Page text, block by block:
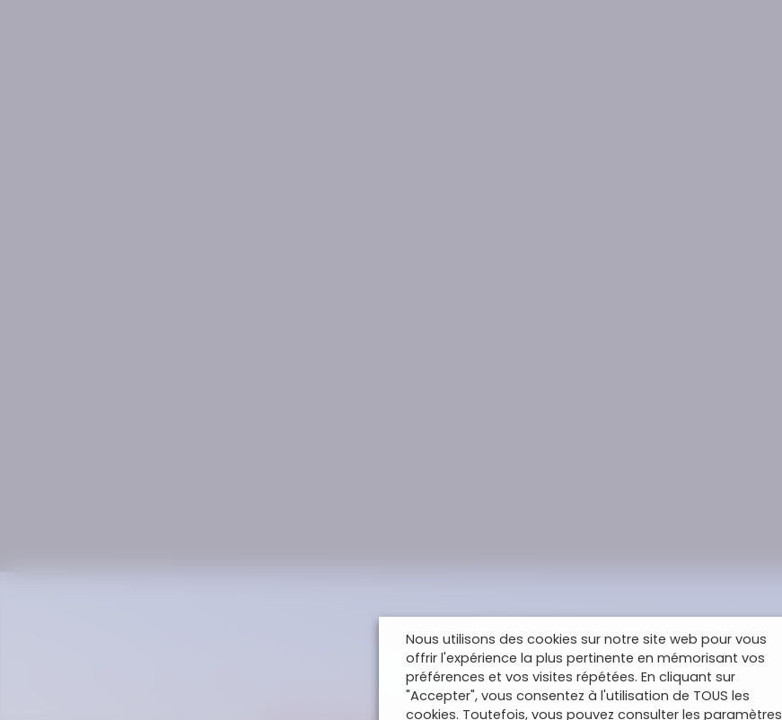
Nous utilisons des cookies sur notre site web pour vous
offrir l'expérience la plus pertinente en mémorisant vos
préférences et vos visites répétées. En cliquant sur
"Accepter", vous consentez à l'utilisation de TOUS les
cookies. Toutefois, vous pouvez consulter les paramètres